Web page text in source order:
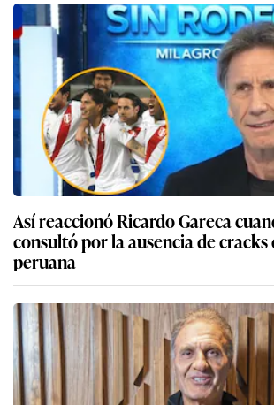
Así reaccionó Ricardo Gareca
consultó por la ausencia de cracks
peruana